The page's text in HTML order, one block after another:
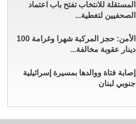
المستقلة للانتخاب تفتح باب اعتماد
الصحفيين لتغطية...
الأمن: حجز المركبة شهرا وغرامة 100
دينار عقوبة مخالفة...
إصابة فتاة ووالدها بمسيرة إسرائيلية
جنوبي لبنان